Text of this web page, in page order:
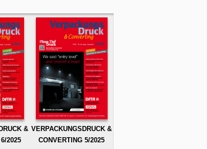
&
2025
VERPACKUNGSDRUCK &
CONVERTING 5/2025